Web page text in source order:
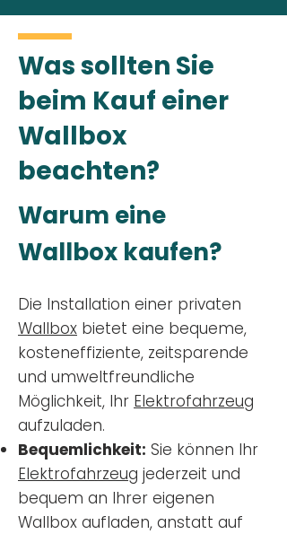
Was sollten Sie
beim Kauf einer
Wallbox
beachten?
Warum eine
Wallbox kaufen?
Die Installation einer privaten
Wallbox bietet eine bequeme,
kosteneffiziente, zeitsparende
und umweltfreundliche
Möglichkeit, Ihr Elektrofahrzeug
aufzuladen.
Bequemlichkeit: Sie können Ihr
Elektrofahrzeug jederzeit und
bequem an Ihrer eigenen
Wallbox aufladen, anstatt auf